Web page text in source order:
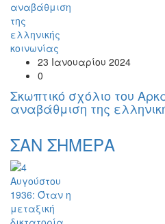
23 Ιανουαρίου 2024
0
Σκωπτικό σχόλιο του
αναβάθμιση της
ΣΑΝ ΣΗΜΕΡΑ